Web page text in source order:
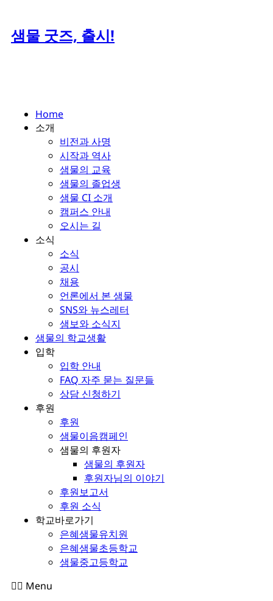
content
샘물 굿즈, 출시!
Home
소개
비전과 사명
시작과 역사
샘물의 교육
샘물의 졸업생
샘물 CI 소개
캠퍼스 안내
오시는 길
소식
소식
공시
채용
언론에서 본 샘물
SNS와 뉴스레터
샘보와 소식지
샘물의 학교생활
입학
입학 안내
FAQ 자주 묻는 질문들
상담 신청하기
후원
후원
샘물이음캠페인
샘물의 후원자
샘물의 후원자
후원자님의 이야기
후원보고서
후원 소식
학교바로가기
은혜샘물유치원
은혜샘물초등학교
샘물중고등학교
Menu